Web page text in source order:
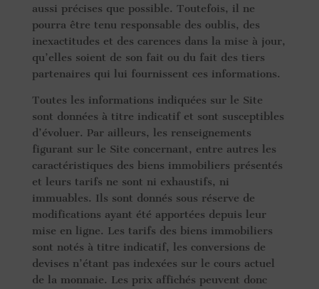
aussi précises que possible. Toutefois, il ne
pourra être tenu responsable des oublis, des
inexactitudes et des carences dans la mise à jour,
qu’elles soient de son fait ou du fait des tiers
partenaires qui lui fournissent ces informations.
Toutes les informations indiquées sur le Site
sont données à titre indicatif et sont susceptibles
d’évoluer. Par ailleurs, les renseignements
figurant sur le Site concernant, entre autres les
caractéristiques des biens immobiliers présentés
et leurs tarifs ne sont ni exhaustifs, ni
immuables. Ils sont donnés sous réserve de
modifications ayant été apportées depuis leur
mise en ligne. Les tarifs des biens immobiliers
sont notés à titre indicatif, les conversions de
devises n’étant pas indexées sur le cours actuel
de la monnaie. Les prix affichés peuvent donc